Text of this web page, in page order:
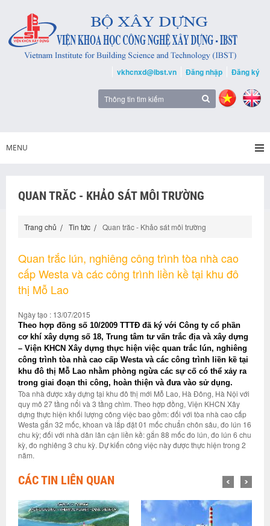
vkhcnxd@ibst.vn Đăng nhập Đăng ký
MENU
QUAN TRĂC - KHẢO SÁT MÔI TRƯỜNG
Trang chủ Tin tức Quan trăc - Khảo sát môi trường
Quan trắc lún, nghiêng công trình tòa nhà cao
cấp Westa và các công trình liền kề tại khu đô
thị Mỗ Lao
Ngày tạo : 13/07/2015
Theo hợp đồng số 10/2009 TTTĐ đã ký với Công ty cổ phần
cơ khí xây dựng số 18, Trung tâm tư vấn trắc địa và xây dựng
– Viện KHCN Xây dựng thực hiện việc quan trắc lún, nghiêng
công trình tòa nhà cao cấp Westa và các công trình liền kề tại
khu đô thị Mỗ Lao nhằm phòng ngừa các sự cố có thể xảy ra
trong giai đoạn thi công, hoàn thiện và đưa vào sử dụng.
Tòa nhà được xây dựng tại khu đô thị mới Mỗ Lao, Hà Đông, Hà Nội với
quy mô 27 tầng nổi và 3 tầng chìm. Theo hợp đồng, Viện KHCN Xây
dựng thực hiện khối lượng công việc bao gồm: đối với tòa nhà cao cấp
Westa gắn 32 mốc, khoan và lắp đặt 01 mốc chuẩn chôn sâu, đo lún 16
chu kỳ; đối với nhà dân lân cận liền kề: gắn 88 mốc đo lún, đo lún 6 chu
kỳ, đo nghiêng 3 chu kỳ. Dự kiến công việc này được thực hiện trong 2
năm.
CÁC TIN LIÊN QUAN